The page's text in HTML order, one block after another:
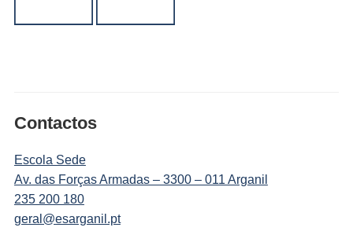
Contactos
Escola Sede
Av. das Forças Armadas – 3300 – 011 Arganil
235 200 180
geral@esarganil.pt